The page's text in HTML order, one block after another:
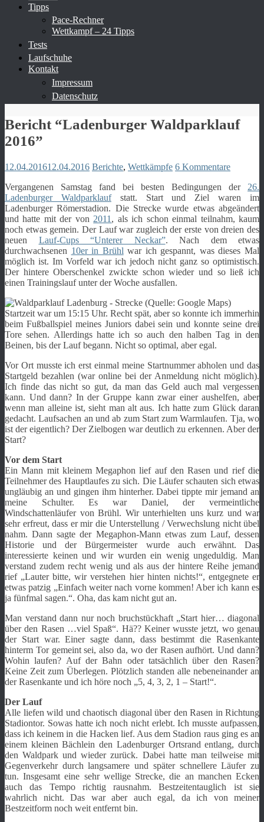
Tipps
Pace-Rechner
Wettkampf – 24 Tipps
Tests
Laufschuhe
Kontakt
Impressum
Datenschutz
Bericht “Ladenburger Waldparklauf
2016”
12.04.201612.04.2016 Berichte, Wettkämpfe 6 Kommentare
Vergangenen Samstag fand bei besten Bedingungen der 26.
Ladenburger Waldparklaufstatt. Start und Ziel waren im
Ladenburger Römerstadion. Die Strecke wurde etwas abgeändert
und hatte mit der von 2011 , als ich schon einmal teilnahm, kaum
noch etwas gemein. Der Lauf war zugleich der erste von dreien des
neuen Lauf-Cups “Unterer Neckar”. Nach dem etwas
durchwachsenen 10er in Brühl war ich gespannt, was dieses Mal
möglich ist. Im Vorfeld war ich jedoch nicht ganz so optimistisch.
Der hintere Oberschenkel zwickte schon wieder und so ließ ich
einen Trainingslauf unter der Woche ausfallen.
Startzeit war um 15:15 Uhr. Recht spät, aber so konnte ich immerhin
beim Fußballspiel meines Juniors dabei sein und konnte seine drei
Tore sehen. Allerdings hatte ich so auch den halben Tag in den
Beinen, bis der Lauf begann. Nicht so optimal, aber egal.
Vor Ort musste ich erst einmal meine Startnummer abholen und das
Startgeld bezahlen (war online bei der Anmeldung nicht möglich).
Ich finde das nicht so gut, da man das Geld auch mal vergessen
kann. Und dann? In der Gruppe kann zwar einer aushelfen, aber
wenn man alleine ist, sieht man alt aus. Ich hatte zum Glück daran
gedacht. Laufsachen an und ab zum Start zum Warmlaufen. Tja, wo
ist der eigentlich? Der Zielbogen war deutlich zu erkennen. Aber der
Start?
Vor dem Start
Ein Mann mit kleinem Megaphon lief auf den Rasen und rief die
Teilnehmer des Hauptlaufes zu sich. Die Läufer schauten sich etwas
ungläubig an und gingen ihm hinterher. Dabei tippte mir jemand an
meine Schulter. Es war Daniel, der vermeintliche
Windschattenläufer von Brühl. Wir unterhielten uns kurz und war
sehr erfreut, dass er mir die Unterstellung / Verwechslung nicht übel
nahm. Dann sagte der Megaphon-Mann etwas zum Lauf, dessen
Historie und der Bürgermeister wurde auch erwähnt. Das
interessierte keinen und wir wurden ein wenig ungeduldig. Man
verstand zudem recht wenig und als aus der hintere Reihe jemand
rief „Lauter bitte, wir verstehen hier hinten nichts!“, entgegnete er
etwas patzig „Einfach weiter nach vorne kommen! Aber ich kann es
ja fünfmal sagen.“. Oha, das kam nicht gut an.
Man verstand dann nur noch bruchstückhaft „Start hier… diagonal
über den Rasen …viel Spaß“. Hä?? Keiner wusste jetzt, wo genau
der Start war. Einer sagte dann, dass bestimmt die Rasenkante
hinterm Tor gemeint sei, also da, wo der Rasen aufhört. Und dann?
Wohin laufen? Auf der Bahn oder tatsächlich über den Rasen?
Keine Zeit zum Überlegen. Plötzlich standen alle nebeneinander an
der Rasenkante und ich höre noch „5, 4, 3, 2, 1 – Start!“.
Der Lauf
Alle liefen wild und chaotisch diagonal über den Rasen in Richtung
Stadiontor. Sowas hatte ich noch nicht erlebt. Ich musste aufpassen,
dass ich keinem in die Hacken lief. Aus dem Stadion raus ging es an
einem kleinen Bächlein den Ladenburger Ortsrand entlang, durch
den Waldpark und wieder zurück. Dabei hatte man teilweise mit
Gegenverkehr durch langsamere und später schnellere Läufer zu
tun. Insgesamt eine sehr wellige Strecke, die an manchen Ecken
auch das Tempo richtig rausnahm. Bestzeitentauglich ist sie
wahrlich nicht. Das war aber auch egal, da ich von meiner
Bestzeitform noch weit entfernt bin.